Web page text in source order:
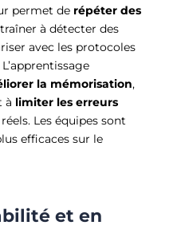
permet derépéter des
à détecter des
avec les protocoles
la mémorisation,
à limiter les erreurs
Les équipes sont
efficaces sur le
et en